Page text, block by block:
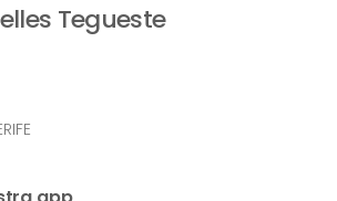
Tegueste